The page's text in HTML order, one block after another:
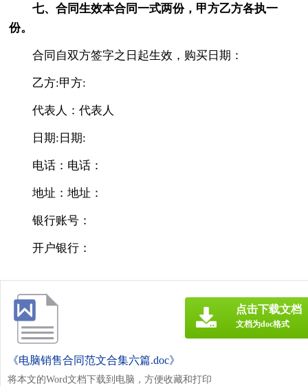
七、合同生效本合同一式两份，甲方乙方各执一
份。
合同自双方签字之日起生效，购买日期：
乙方:甲方:
代表人：代表人
日期:日期:
电话：电话：
地址：地址：
银行账号：
开户银行：
《电脑销售合同范文合集六篇.doc》
将本文的Word文档下载到电脑，方便收藏和打印
点击下载文档
文档为doc格式